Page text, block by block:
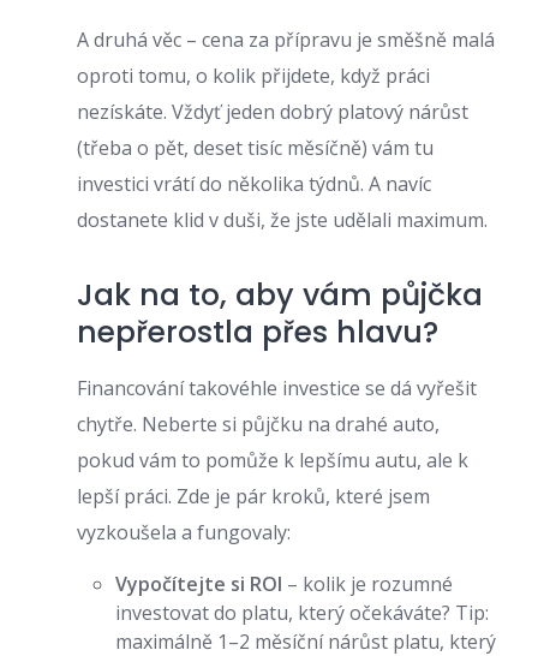
A druhá věc – cena za přípravu je směšně malá
oproti tomu, o kolik přijdete, když práci
nezískáte. Vždyť jeden dobrý platový nárůst
(třeba o pět, deset tisíc měsíčně) vám tu
investici vrátí do několika týdnů. A navíc
dostanete klid v duši, že jste udělali maximum.
Jak na to, aby vám půjčka
nepřerostla přes hlavu?
Financování takovéhle investice se dá vyřešit
chytře. Neberte si půjčku na drahé auto,
pokud vám to pomůže k lepšímu autu, ale k
lepší práci. Zde je pár kroků, které jsem
vyzkoušela a fungovaly:
Vypočítejte si ROI – kolik je rozumné
investovat do platu, který očekáváte? Tip:
maximálně 1–2 měsíční nárůst platu, který